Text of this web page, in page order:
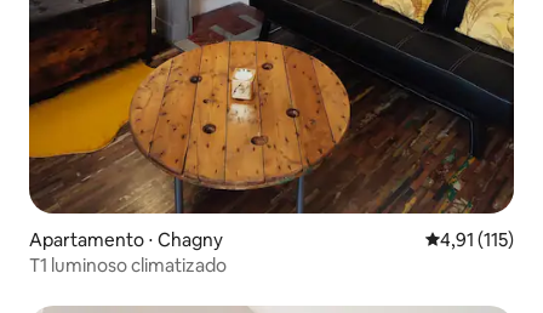
Apartamento ⋅ Chagny 4,91 de uma
4,91 (115)
T1 luminoso climatizado